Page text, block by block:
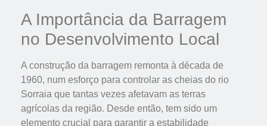
A Importância da Barragem
no Desenvolvimento Local
A construção da barragem remonta à década de
1960, num esforço para controlar as cheias do rio
Sorraia que tantas vezes afetavam as terras
agrícolas da região. Desde então, tem sido um
elemento crucial para garantir a estabilidade